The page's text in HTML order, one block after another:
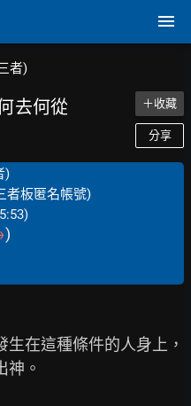
者)
去何從 ＋收藏
分享
)
者板匿名帳號)
)
在這種條件的人身上，
神。